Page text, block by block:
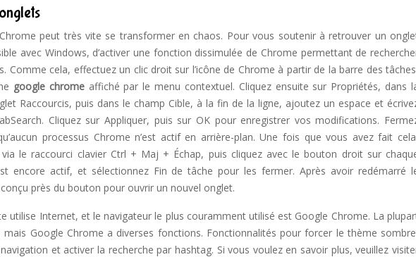
peut très vite se transformer en chaos. Pour vous soutenir à retrouver un
avec Windows, d’activer une fonction dissimulée de Chrome permettant de
Comme cela, effectuez un clic droit sur l’icône de Chrome à partir de la barre des
google chromeaffiché par le menu contextuel. Cliquez ensuite sur Propriétés, dans
Raccourcis, puis dans le champ Cible, à la fin de la ligne, ajoutez un espace et
Cliquez sur Appliquer, puis sur OK pour enregistrer vos modifications.
processus Chrome n’est actif en arrière-plan. Une fois que vous avez fait
le raccourci clavier Ctrl + Maj + Échap, puis cliquez avec le bouton droit sur
encore actif, et sélectionnez Fin de tâche pour les fermer. Après avoir redémarré
près du bouton pour ouvrir un nouvel onglet.
utilise Internet, et le navigateur le plus couramment utilisé est Google Chrome. La
mais Google Chrome a diverses fonctions. Fonctionnalités pour forcer le thème
et activer la recherche par hashtag. Si vous voulez en savoir plus, veuillez